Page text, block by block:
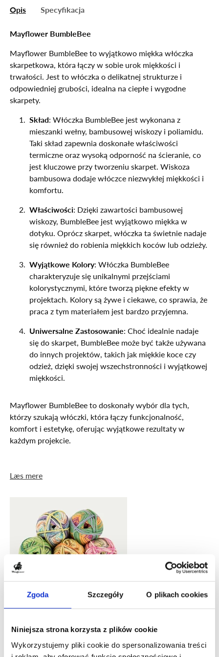
Zgoda Szczegóły O plikach cookies
Niniejsza strona korzysta z plików cookie
Wykorzystujemy pliki cookie do spersonalizowania treści
Opis Specyfikacja
Mayflower BumbleBee
Mayflower BumbleBee to wyjątkowo miękka włóczka
skarpetkowa, która łączy w sobie urok miękkości i
trwałości. Jest to włóczka o delikatnej strukturze i
odpowiedniej grubości, idealna na ciepłe i wygodne
skarpety.
Skład: Włóczka BumbleBee jest wykonana z
mieszanki wełny, bambusowej wiskozy i poliamidu.
Taki skład zapewnia doskonałe właściwości
termiczne oraz wysoką odporność na ścieranie, co
jest kluczowe przy tworzeniu skarpet. Wiskoza
bambusowa dodaje włóczce niezwykłej miękkości i
komfortu.
Właściwości: Dzięki zawartości bambusowej
wiskozy, BumbleBee jest wyjątkowo miękka w
dotyku. Oprócz skarpet, włóczka ta świetnie nadaje
się również do robienia miękkich koców lub odzieży.
Wyjątkowe Kolory: Włóczka BumbleBee
charakteryzuje się unikalnymi przejściami
kolorystycznymi, które tworzą piękne efekty w
projektach. Kolory są żywe i ciekawe, co sprawia, że
praca z tym materiałem jest bardzo przyjemna.
Uniwersalne Zastosowanie: Choć idealnie nadaje
się do skarpet, BumbleBee może być także używana
do innych projektów, takich jak miękkie koce czy
odzież, dzięki swojej wszechstronności i wyjątkowej
miękkości.
Mayflower BumbleBee to doskonały wybór dla tych,
którzy szukają włóczki, która łączy funkcjonalność,
komfort i estetykę, oferując wyjątkowe rezultaty w
każdym projekcie.
Læs mere
Może również polubisz też to